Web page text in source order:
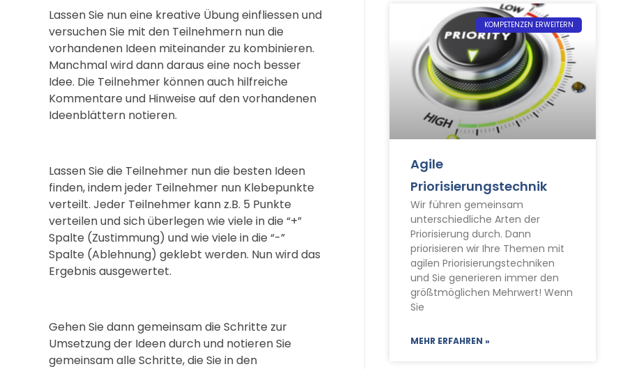
Lassen Sie nun eine kreative Übung einfliessen und
versuchen Sie mit den Teilnehmern nun die
vorhandenen Ideen miteinander zu kombinieren.
Manchmal wird dann daraus eine noch besser
Idee. Die Teilnehmer können auch hilfreiche
Kommentare und Hinweise auf den vorhandenen
Ideenblättern notieren.
Lassen Sie die Teilnehmer nun die besten Ideen
finden, indem jeder Teilnehmer nun Klebepunkte
verteilt. Jeder Teilnehmer kann z.B. 5 Punkte
verteilen und sich überlegen wie viele in die “+”
Spalte (Zustimmung) und wie viele in die “-”
Spalte (Ablehnung) geklebt werden. Nun wird das
Ergebnis ausgewertet.
Gehen Sie dann gemeinsam die Schritte zur
Umsetzung der Ideen durch und notieren Sie
gemeinsam alle Schritte, die Sie in den
KOMPETENZEN ERWEITERN
Agile
Priorisierungstechnik
Wir führen gemeinsam
unterschiedliche Arten der
Priorisierung durch. Dann
priorisieren wir Ihre Themen mit
agilen Priorisierungstechniken
und Sie generieren immer den
größtmöglichen Mehrwert! Wenn
Sie
MEHR ERFAHREN »